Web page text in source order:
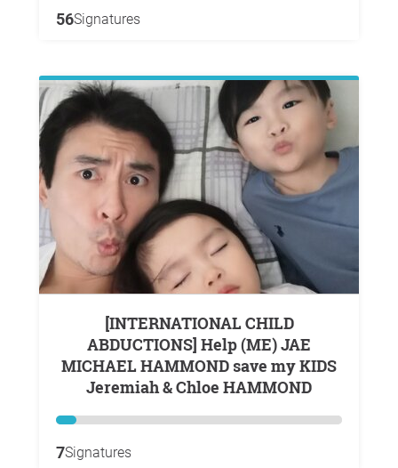
56Signatures
[INTERNATIONAL CHILD
ABDUCTIONS] Help (ME) JAE
MICHAEL HAMMOND save my KIDS
Jeremiah & Chloe HAMMOND
7Signatures